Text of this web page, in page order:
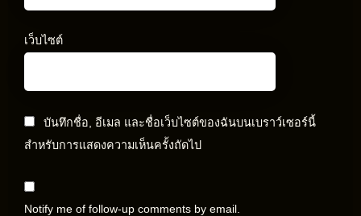
เว็บไซต์
บันทึกชื่อ, อีเมล และชื่อเว็บไซต์ของฉันบนเบราว์เซอร์นี้
สำหรับการแสดงความเห็นครั้งถัดไป
Notify me of follow-up comments by email.